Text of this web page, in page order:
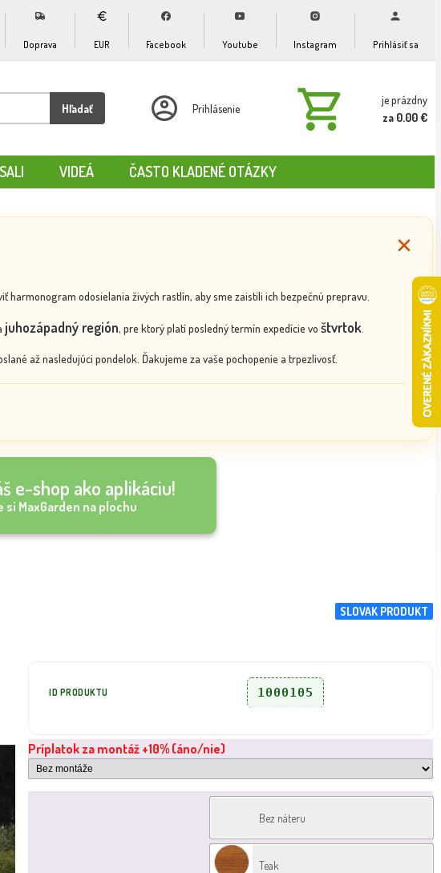
Doprava EUR Facebook Youtube Instagram Prihlásiť sa
Hľadať Prihlásenie
je prázdny
za 0.00 €
VIDEÁ ČASTO KLADENÉ OTÁZKY
harmonogram odosielania živých rastlín, aby sme zaistili ich bezpečnú prepravu.
juhozápadný región, pre ktorý platí posledný termín expedície vo štvrtok.
až nasledujúci pondelok. Ďakujeme za vaše pochopenie a trpezlivosť.
e-shop ako aplikáciu!
si MaxGarden na plochu
SLOVAK PRODUKT
ID PRODUKTU 1000105
Príplatok za montáž +10% (áno/nie)
Bez náteru
Teak